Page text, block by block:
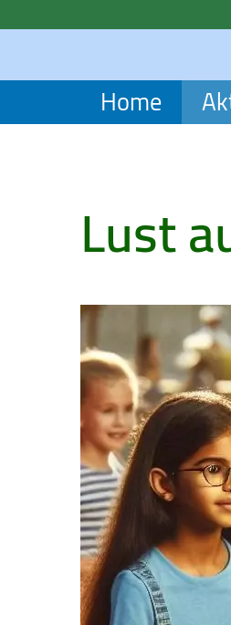
Home
Lust